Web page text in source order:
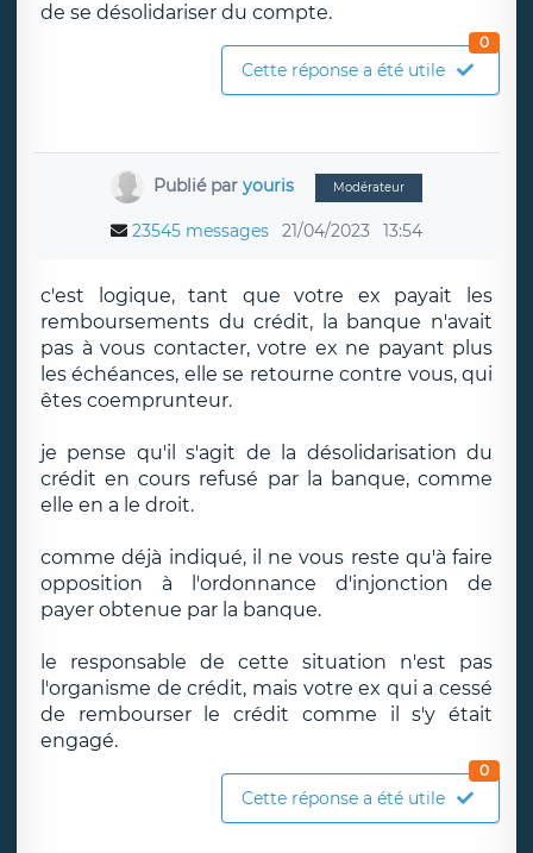
de se désolidariser du compte.
Cette réponse a été utile
0
Publié par youris Modérateur
23545 messages 21/04/2023 13:54
c'est logique, tant que votre ex payait les
remboursements du crédit, la banque n'avait
pas à vous contacter, votre ex ne payant plus
les échéances, elle se retourne contre vous, qui
êtes coemprunteur.
je pense qu'il s'agit de la désolidarisation du
crédit en cours refusé par la banque, comme
elle en a le droit.
comme déjà indiqué, il ne vous reste qu'à faire
opposition à l'ordonnance d'injonction de
payer obtenue par la banque.
le responsable de cette situation n'est pas
l'organisme de crédit, mais votre ex qui a cessé
de rembourser le crédit comme il s'y était
engagé.
Cette réponse a été utile
0